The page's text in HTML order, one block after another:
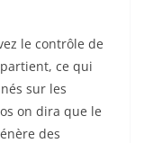
le contrôle de
ce qui
sur les
on dira que le
des